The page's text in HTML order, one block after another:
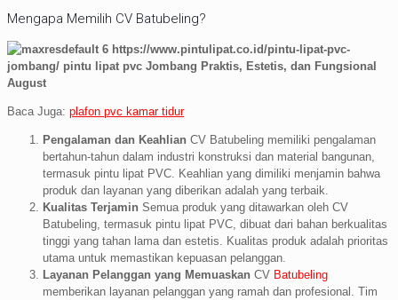
Mengapa Memilih CV Batubeling?
Baca Juga: plafon pvc kamar tidur
Pengalaman dan Keahlian CV Batubeling memiliki pengalaman
bertahun-tahun dalam industri konstruksi dan material bangunan,
termasuk pintu lipat PVC. Keahlian yang dimiliki menjamin bahwa
produk dan layanan yang diberikan adalah yang terbaik.
Kualitas Terjamin Semua produk yang ditawarkan oleh CV
Batubeling, termasuk pintu lipat PVC, dibuat dari bahan berkualitas
tinggi yang tahan lama dan estetis. Kualitas produk adalah prioritas
utama untuk memastikan kepuasan pelanggan.
Layanan Pelanggan yang Memuaskan CV Batubeling
memberikan layanan pelanggan yang ramah dan profesional. Tim